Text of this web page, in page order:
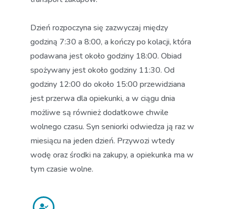
Dzień rozpoczyna się zazwyczaj między
godziną 7:30 a 8:00, a kończy po kolacji, która
podawana jest około godziny 18:00. Obiad
spożywany jest około godziny 11:30. Od
godziny 12:00 do około 15:00 przewidziana
jest przerwa dla opiekunki, a w ciągu dnia
możliwe są również dodatkowe chwile
wolnego czasu. Syn seniorki odwiedza ją raz w
miesiącu na jeden dzień. Przywozi wtedy
wodę oraz środki na zakupy, a opiekunka ma w
tym czasie wolne.